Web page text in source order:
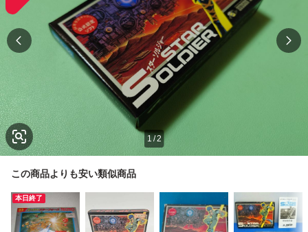
1/2
この商品よりも安い類似商品
本日終了